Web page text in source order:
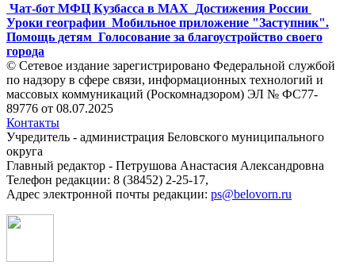
Чат-бот МФЦ Кузбасса в MAX
Достижения России
Уроки географии Мобильное приложение "Заступник".
Помощь детям Голосование за благоустройство своего
города
© Сетевое издание зарегистрировано Федеральной службой
по надзору в сфере связи, информационных технологий и
массовых коммуникаций (Роскомнадзором) ЭЛ № ФС77-
89776 от 08.07.2025
Контакты
Учредитель - администрация Беловского муниципального
округа
Главный редактор - Петрушова Анастасия Александровна
Телефон редакции: 8 (38452) 2-25-17,
Адрес электронной почты редакции: ps@belovorn.ru